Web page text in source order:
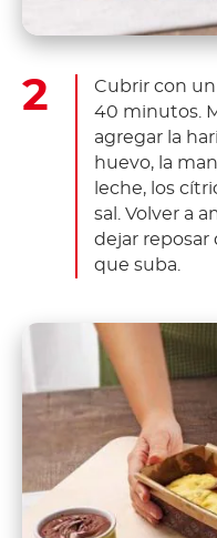
Cubrir con
40 minutos.
agregar la
huevo, la
leche, los
sal. Volver a
dejar reposar
que suba.